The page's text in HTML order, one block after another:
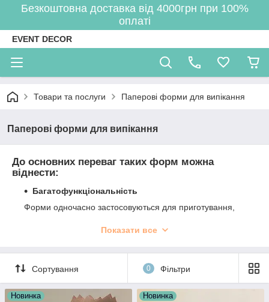
Безкоштовна доставка від 4000грн при 100%
оплаті
EVENT DECOR
Товари та послуги Паперові форми для випікання
Паперові форми для випікання
До основних переваг таких форм можна
віднести:
Багатофункціональність
Форми одночасно застосовуються для приготування,
розігрівання та подавання страви. Універсальні у
промислових гігантів, і для домашнього побуту.
Широкий діапазон температур застосування
Папір, з якого виготовлені форми для випікання,
однаково добре переносить і жар печі, і холод
Показати все
Сортування 0 Фільтри
Новинка Новинка